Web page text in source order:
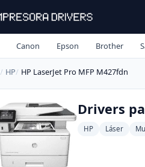
Canon Epson Brother
HP HP LaserJet Pro MFP M427fdn
Drivers
HP Láser